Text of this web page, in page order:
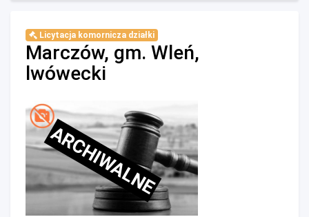
Licytacja komornicza działki
Marczów, gm. Wleń,
lwówecki
ARCHIWALNE